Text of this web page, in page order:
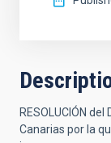
RESOLUCIÓN
Canarias por la